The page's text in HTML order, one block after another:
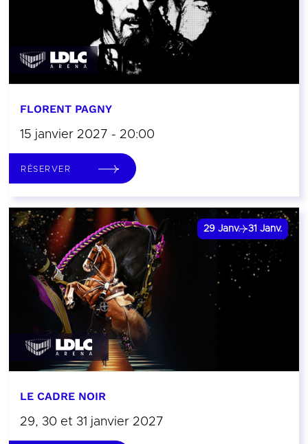
FLORENT PAGNY
15 janvier 2027 - 20:00
RÉSERVER
29 Janv. 31 Janv.
LE CADRE NOIR
29, 30 et 31 janvier 2027